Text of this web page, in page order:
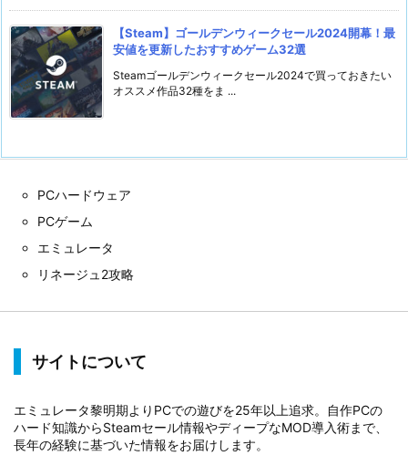
【Steam】ゴールデンウィークセール2024開幕！最
安値を更新したおすすめゲーム32選
Steamゴールデンウィークセール2024で買っておきたい
オススメ作品32種をま ...
PCハードウェア
PCゲーム
エミュレータ
リネージュ2攻略
サイトについて
エミュレータ黎明期よりPCでの遊びを25年以上追求。自作PCの
ハード知識からSteamセール情報やディープなMOD導入術まで、
長年の経験に基づいた情報をお届けします。